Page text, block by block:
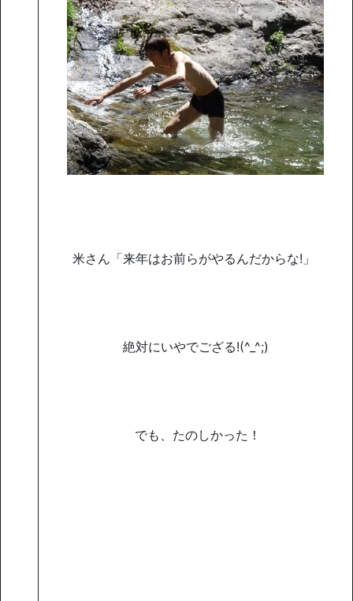
米さん「来年はお前らがやるんだからな!」
絶対にいやでござる!(^_^;)
でも、たのしかった！